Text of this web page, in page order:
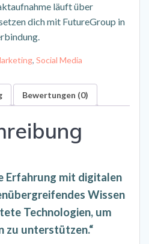
läuft über
dich mit FutureGroup in
, Social Media
Bewertungen (0)
Erfahrung mit digitalen
Wissen
Technologien, um
zu unterstützen.“